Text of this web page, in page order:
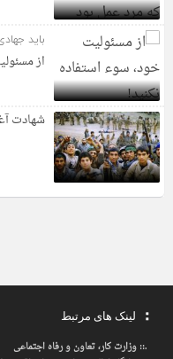
باید
از
شهادت
لینک های مرتبط
.::وزارت کار، تعاون و رفاه اجتماعی